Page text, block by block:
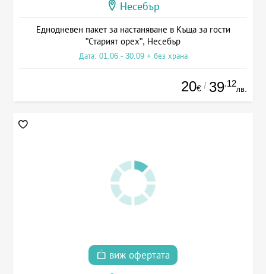
Несебър
Еднодневен пакет за настаняване в Къща за гости
"Старият орех", Несебър
Дата: 01.06 - 30.09 + без храна
20€ / 39.12
лв.
виж офертата